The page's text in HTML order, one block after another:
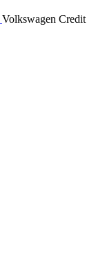
Volkswagen Credit